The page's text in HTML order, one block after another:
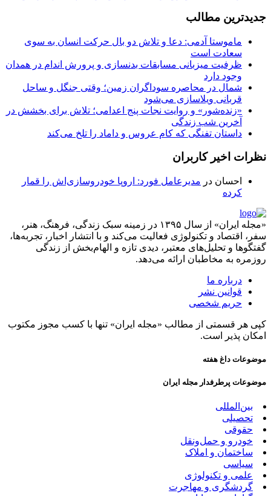
جدیدترین مطالب
ماموستا آدمی: دعا و تلاش دو بال حرکت انسان به سوی
سعادت است
ظرفیت میزبانی مسابقات بدنسازی و پرورش اندام در همدان
وجود دارد
شمال در محاصره سوداگران زمین؛ وقتی جنگل و ساحل
قربانی ویلاسازی می‌شود
«زنده‌شور» و روایت نجات پنج اعدامی؛ تلاش برای بخشش در
آخرین شب زندگی
داستان تفنگی که کام عروس و داماد را تلخ می‌کند
نظرات اخیر کاربران
احسان در مدیرعامل فورد: اروپا خودروسازی‌اش را قمار
کرده
«مجله ایران» از سال ۱۳۹۵ در زمینه سبک زندگی، فرهنگ، هنر،
سفر، اقتصاد و تکنولوژی فعالیت می‌کند و با انتشار اخبار، تجربه‌ها،
گفتگوها و تحلیل‌های معتبر، دیدی تازه و الهام‌بخش از زندگی
روزمره به مخاطبان ارائه می‌دهد.
درباره ما
قوانین نشر
حریم شخصی
کپی هر قسمتی از مطالب «مجله ایران» تنها با کسب مجوز مکتوب
امکان پذیر است.
موضوعات داغ هفته
موضوعات پرطرفدار مجله ایران
بین‌المللی
تحصیلی
حقوقی
خودرو و حمل‌و‌نقل
ساختمان و املاک
سیاسی
علمی و تکنولوژی
گردشگری و مهاجرت